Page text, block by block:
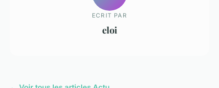
ECRIT PAR
eloi